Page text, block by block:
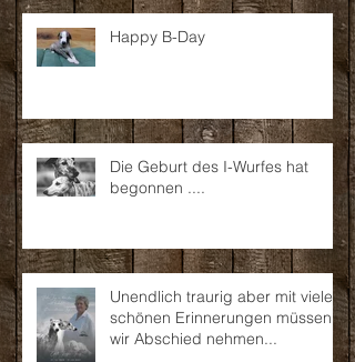
Happy B-Day
Die Geburt des I-Wurfes hat
begonnen ....
Unendlich traurig aber mit vielen
schönen Erinnerungen müssen
wir Abschied nehmen...